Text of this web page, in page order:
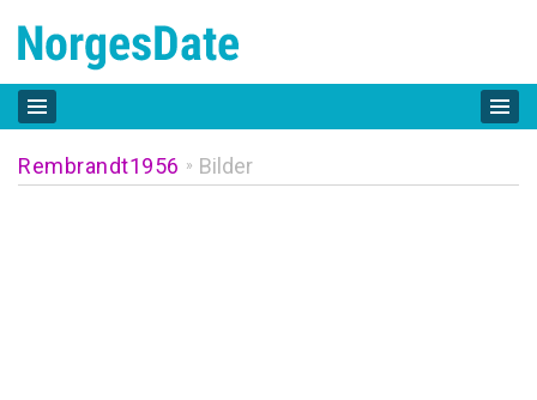
Rembrandt1956 » Bilder